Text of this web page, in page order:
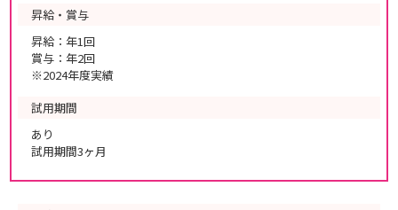
昇給・賞与
昇給：年1回
賞与：年2回
※2024年度実績
試用期間
あり
試用期間3ヶ月